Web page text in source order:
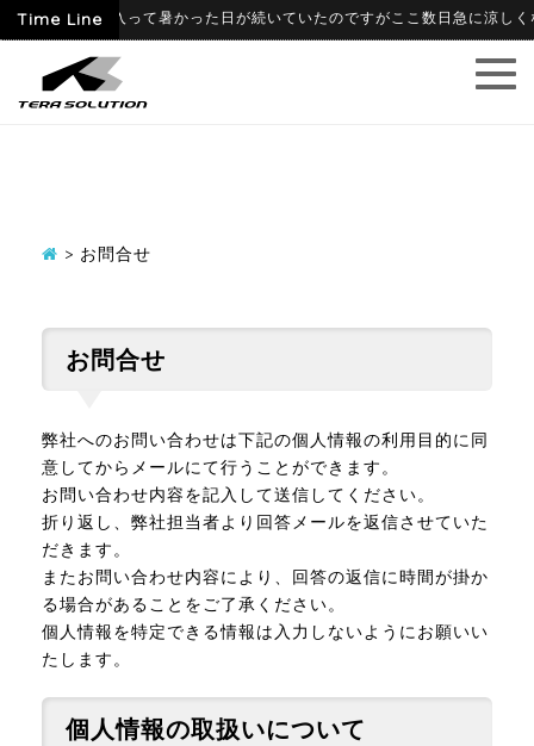
Time Line
09 6月に入って暑かった日が続いていたのですがここ数日急に涼しく
> お問合せ
お問合せ
弊社へのお問い合わせは下記の個人情報の利用目的に同
意してからメールにて行うことができます。
お問い合わせ内容を記入して送信してください。
折り返し、弊社担当者より回答メールを返信させていた
だきます。
またお問い合わせ内容により、回答の返信に時間が掛か
る場合があることをご了承ください。
個人情報を特定できる情報は入力しないようにお願いい
たします。
個人情報の取扱いについて